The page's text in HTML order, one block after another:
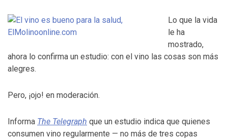
Lo que la vida
le ha
mostrado,
ahora lo confirma un estudio: con el vino las cosas son más
alegres.
Pero, ¡ojo! en moderación.
Informa The Telegraph que un estudio indica que quienes
consumen vino regularmente — no más de tres copas